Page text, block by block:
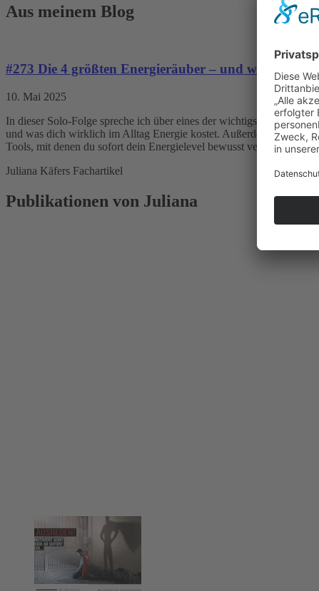
Aus meinem Blog
#273 Die 4 größten Energieräuber – und wie du sie
10. Mai 2025
In dieser Solo-Folge spreche ich über eines der wichtigsten
und was dich wirklich im Alltag Energie kostet. Außerdem
Tools, mit denen du sofort dein Energielevel bewusst verändern
Juliana Käfers Fachartikel
Publikationen von Juliana